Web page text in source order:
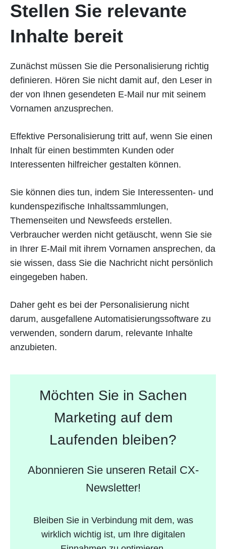
Stellen Sie relevante
Inhalte bereit
Zunächst müssen Sie die Personalisierung richtig
definieren. Hören Sie nicht damit auf, den Leser in
der von Ihnen gesendeten E-Mail nur mit seinem
Vornamen anzusprechen.
Effektive Personalisierung tritt auf, wenn Sie einen
Inhalt für einen bestimmten Kunden oder
Interessenten hilfreicher gestalten können.
Sie können dies tun, indem Sie Interessenten- und
kundenspezifische Inhaltssammlungen,
Themenseiten und Newsfeeds erstellen.
Verbraucher werden nicht getäuscht, wenn Sie sie
in Ihrer E-Mail mit ihrem Vornamen ansprechen, da
sie wissen, dass Sie die Nachricht nicht persönlich
eingegeben haben.
Daher geht es bei der Personalisierung nicht
darum, ausgefallene Automatisierungssoftware zu
verwenden, sondern darum, relevante Inhalte
anzubieten.
Möchten Sie in Sachen
Marketing auf dem
Laufenden bleiben?
Abonnieren Sie unseren Retail CX-
Newsletter!
Bleiben Sie in Verbindung mit dem, was
wirklich wichtig ist, um Ihre digitalen